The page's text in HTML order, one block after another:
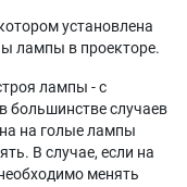
установлена
лампы в проекторе.
лампы - с
большинстве случаев
на голые лампы
В случае, если на
менять